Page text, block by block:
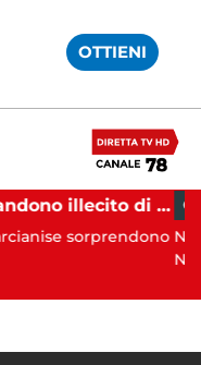
OTTIENI
Aversa, abbandono illecito di rifiuti: uomo sorpreso dai carabinieri
CRONACA
NAPOLI. Alto